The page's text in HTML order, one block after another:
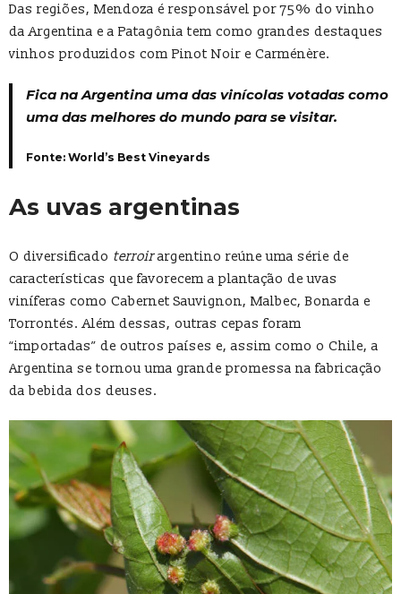
Das regiões, Mendoza é responsável por 75% do vinho
da Argentina e a Patagônia tem como grandes destaques
vinhos produzidos com Pinot Noir e Carménère.
Fica na Argentina uma das vinícolas votadas como
uma das melhores do mundo para se visitar.
Fonte: World’s Best Vineyards
As uvas argentinas
O diversificado terroirargentino reúne uma série de
características que favorecem a plantação de uvas
viníferas como Cabernet Sauvignon, Malbec, Bonarda e
Torrontés. Além dessas, outras cepas foram
“importadas” de outros países e, assim como o Chile, a
Argentina se tornou uma grande promessa na fabricação
da bebida dos deuses.